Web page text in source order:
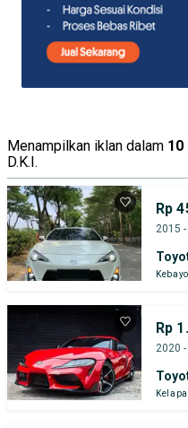
Menampilkan iklan dalam 10
D.K.I.
Rp
2015
2020